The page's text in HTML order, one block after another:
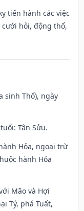
tiến hành các việc
hỏi, động thổ,
sinh Thổ), ngày
Tân Sửu.
Hỏa, ngoại trừ
hành Hỏa
Mão và Hợi
Tý, phá Tuất,